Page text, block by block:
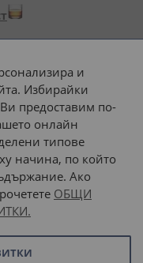
с:
транспорт
и
Избирайки
предоставим по-
онлайн
типове
начина, по който
Ако
ОБЩИ